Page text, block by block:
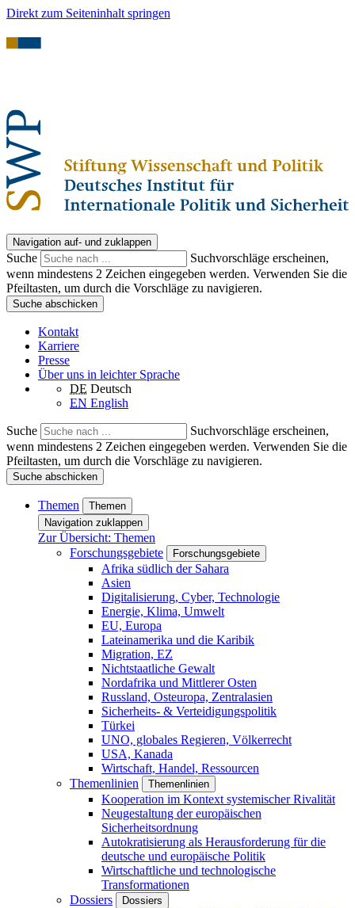
Direkt zum Seiteninhalt springen
Navigation auf- und zuklappen
Suche
Suchvorschläge erscheinen,
wenn mindestens 2 Zeichen eingegeben werden. Verwenden Sie die
Pfeiltasten, um durch die Vorschläge zu navigieren.
Suche abschicken
Kontakt
Karriere
Presse
Über uns in leichter Sprache
DE Deutsch
EN English
Suche
Suchvorschläge erscheinen,
wenn mindestens 2 Zeichen eingegeben werden. Verwenden Sie die
Pfeiltasten, um durch die Vorschläge zu navigieren.
Suche abschicken
Themen
Themen
Navigation zuklappen
Zur Übersicht: Themen
Forschungsgebiete
Forschungsgebiete
Afrika südlich der Sahara
Asien
Digitalisierung, Cyber, Technologie
Energie, Klima, Umwelt
EU, Europa
Lateinamerika und die Karibik
Migration, EZ
Nichtstaatliche Gewalt
Nordafrika und Mittlerer Osten
Russland, Osteuropa, Zentralasien
Sicherheits- & Verteidigungspolitik
Türkei
UNO, globales Regieren, Völkerrecht
USA, Kanada
Wirtschaft, Handel, Ressourcen
Themenlinien
Themenlinien
Kooperation im Kontext systemischer Rivalität
Neugestaltung der europäischen
Sicherheitsordnung
Autokratisierung als Herausforderung für die
deutsche und europäische Politik
Wirtschaftliche und technologische
Transformationen
Dossiers
Dossiers